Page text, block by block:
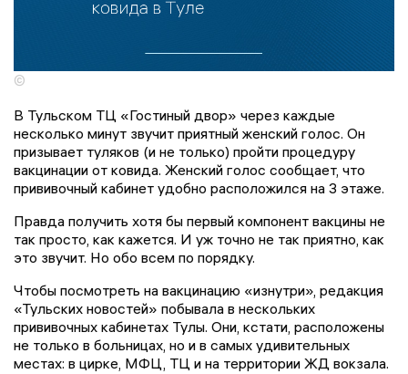
©
В Тульском ТЦ «Гостиный двор» через каждые
несколько минут звучит приятный женский голос. Он
призывает туляков (и не только) пройти процедуру
вакцинации от ковида. Женский голос сообщает, что
прививочный кабинет удобно расположился на 3 этаже.
Правда получить хотя бы первый компонент вакцины не
так просто, как кажется. И уж точно не так приятно, как
это звучит. Но обо всем по порядку.
Чтобы посмотреть на вакцинацию «изнутри», редакция
«Тульских новостей» побывала в нескольких
прививочных кабинетах Тулы. Они, кстати, расположены
не только в больницах, но и в самых удивительных
местах: в цирке, МФЦ, ТЦ и на территории ЖД вокзала.